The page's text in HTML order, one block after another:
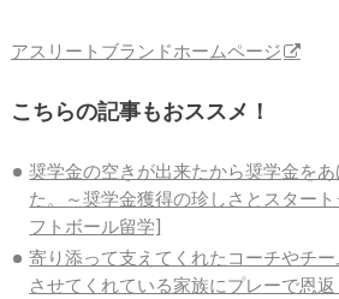
アスリートブランドホームページ
こちらの記事もおススメ！
奨学金の空きが出来たから奨学金を
た。～奨学金獲得の珍しさとスター
フトボール留学]
寄り添って支えてくれたコーチやチ
させてくれている家族にプレーで恩